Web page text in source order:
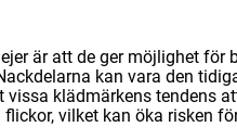
är att de ger möjlighet för
kan vara den
vissa klädmärkens tendens
vilket kan öka risken